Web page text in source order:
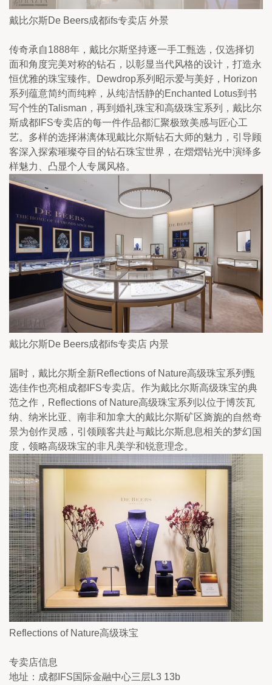
戴比尔斯De Beers成都ifs专卖店 外景
传奇承自1888年，戴比尔斯坚持逐一手工甄选，仅选择切
面和角度完美对称的钻石，以彰显当代风格的设计，打造永
恒优雅的珠宝臻作。Dewdrop系列昭示爱与美好，Horizon
系列蕴意简约而纯粹，从纯洁恬静的Enchanted Lotus到书
写个性的Talisman，再到婚礼珠宝和高级珠宝系列，戴比尔
斯成都IFS专卖店的每一件作品都汇聚极致美感与匠心工
艺。多样的选择淋漓体现戴比尔斯钻石大师的魅力，引导顾
客深入探索璀璨夺目的钻石珠宝世界，在熠熠钻光中演绎多
样魅力、凸显个人专属风格。
戴比尔斯De Beers成都ifs专卖店 内景
届时，戴比尔斯全新Reflections of Nature高级珠宝系列甄
选佳作也亮相成都IFS专卖店。作为戴比尔斯高级珠宝的典
范之作，Reflections of Nature高级珠宝系列以位于博茨瓦
纳、纳米比亚、南非和加拿大的戴比尔斯矿区旖旎的自然奇
景为创作灵感，引领顾客共赴与戴比尔斯息息相关的梦幻国
度，领略高级珠宝的非凡美学和锐意理念。
Reflections of Nature高级珠宝
专卖店信息
地址：成都IFS国际金融中心三层L3 13b